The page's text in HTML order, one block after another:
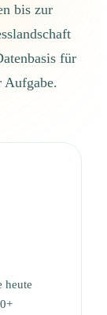
bis zur
für
Aufgabe.
heute